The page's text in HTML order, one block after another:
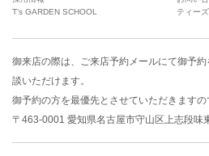
T’s GARDEN SCHOOL
ティー
御来店の際は、 ご来店予約メールにて御予
談いただけます。
御予約の方を最優先とさせていただきますの
〒463-0001 愛知県名古屋市守山区上志段味